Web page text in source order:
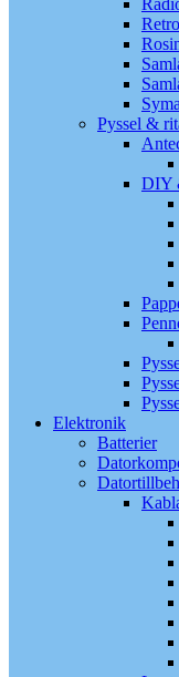
Retro
Pyssel &
DIY
Elektronik
Batterier